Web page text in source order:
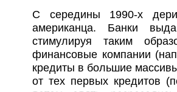
С середины 1990-х
американца. Банки
стимулируя таким
финансовые компании
кредиты в большие
от тех первых кредитов